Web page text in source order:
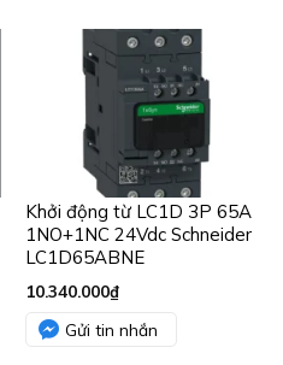
Khởi động từ LC1D 3P 65A
1NO+1NC 24Vdc Schneider
LC1D65ABNE
10.340.000₫
Gửi tin nhắn